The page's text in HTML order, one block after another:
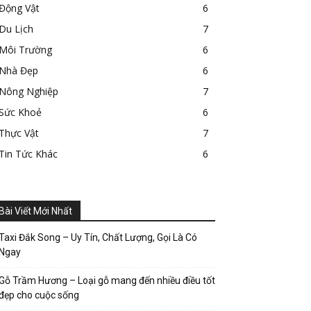
Vật
6
Lịch
7
Trường
6
Đẹp
6
Nghiệp
7
Khoẻ
6
Vật
7
Tức Khác
6
Viết Mới Nhất
Đắk Song – Uy Tín, Chất Lượng, Gọi Là Có
Trầm Hương – Loại gỗ mang đến nhiều điều tốt
cho cuộc sống